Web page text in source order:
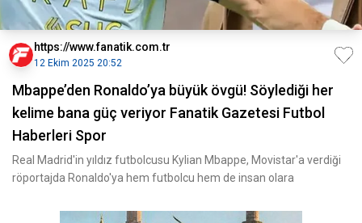
https://www.fanatik.com.tr
12 Ekim 2025 20:52
Mbappe’den Ronaldo’ya büyük övgü! Söylediği her
kelime bana güç veriyor Fanatik Gazetesi Futbol
Haberleri Spor
Real Madrid'in yıldız futbolcusu Kylian Mbappe, Movistar'a verdiği
röportajda Ronaldo'ya hem futbolcu hem de insan olara